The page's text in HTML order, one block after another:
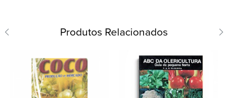
Produtos Relacionados